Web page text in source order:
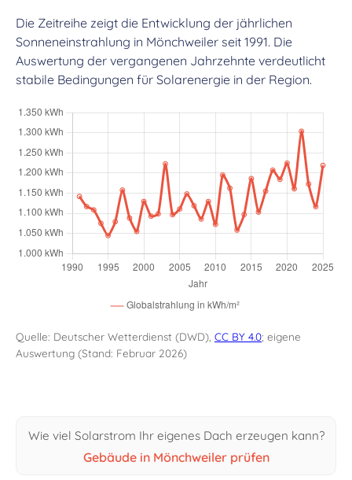
Die Zeitreihe zeigt die Entwicklung der jährlichen
Sonneneinstrahlung in Mönchweiler seit 1991. Die
Auswertung der vergangenen Jahrzehnte verdeutlicht
stabile Bedingungen für Solarenergie in der Region.
Quelle: Deutscher Wetterdienst (DWD), CC BY 4.0; eigene
Auswertung (Stand: Februar 2026)
Wie viel Solarstrom Ihr eigenes Dach erzeugen kann?
Gebäude in Mönchweiler prüfen